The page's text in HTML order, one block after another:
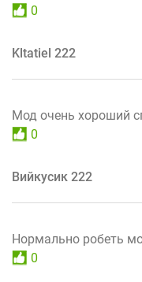
0
Kltatiel 222
Мод очень хороший
0
Вийкусик 222
Нормально робеть
0